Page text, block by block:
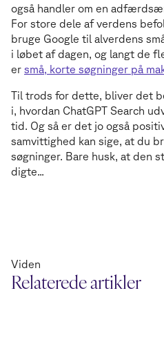
også handler om en
For store dele af verdens
bruge Google til alverdens
i løbet af dagen, og langt de
er små, korte søgninger på
Til trods for dette, bliver det
i, hvordan ChatGPT Search
tid. Og så er det jo også
samvittighed kan sige, at du
søgninger. Bare husk, at den
digte...
Viden
Relaterede artikler